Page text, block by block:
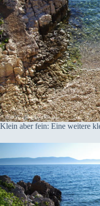
Klein aber fein: Eine weitere